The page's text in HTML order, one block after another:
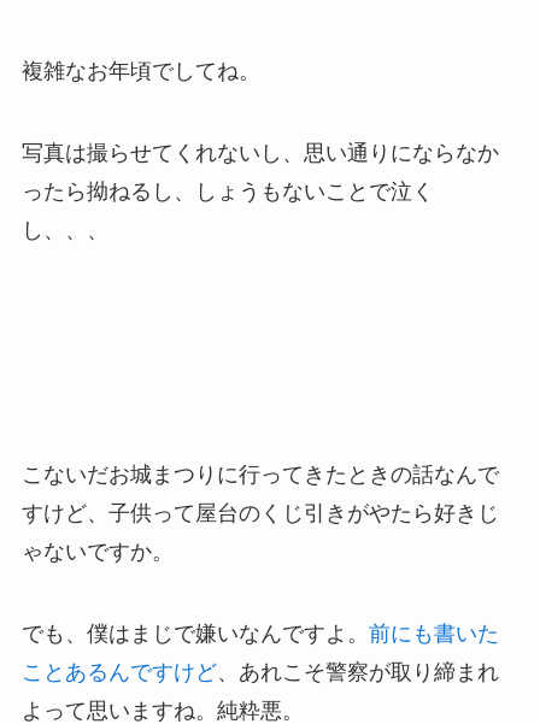
複雑なお年頃でしてね。
写真は撮らせてくれないし、思い通りにならなか
ったら拗ねるし、しょうもないことで泣く
し、、、
こないだお城まつりに行ってきたときの話なんで
すけど、子供って屋台のくじ引きがやたら好きじ
ゃないですか。
でも、僕はまじで嫌いなんですよ。 前にも書いた
ことあるんですけど、あれこそ警察が取り締まれ
よって思いますね。純粋悪。